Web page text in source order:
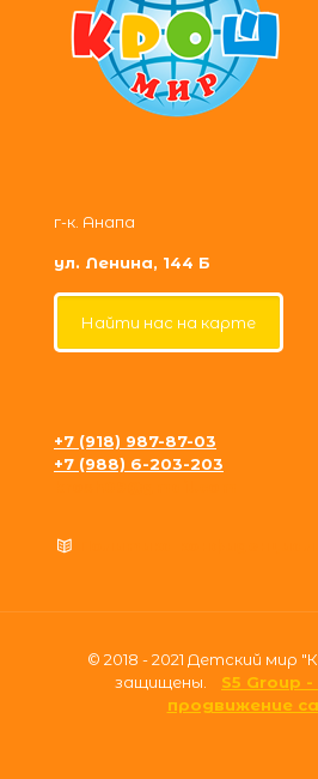
г-к. Анапа
ул. Ленина, 144 Б
Найти нас на карте
+7 (918) 987-87-03
+7 (988) 6-203-203
© 2018 - 2021 Детский мир
защищены. S5 Group
продвижение